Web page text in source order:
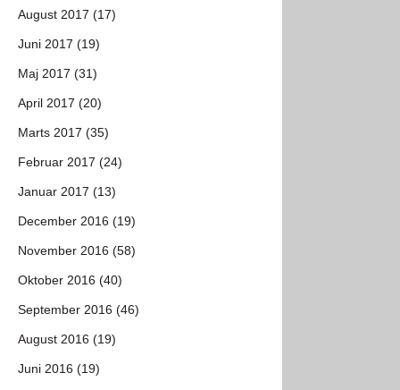
August 2017 (17)
Juni 2017 (19)
Maj 2017 (31)
April 2017 (20)
Marts 2017 (35)
Februar 2017 (24)
Januar 2017 (13)
December 2016 (19)
November 2016 (58)
Oktober 2016 (40)
September 2016 (46)
August 2016 (19)
Juni 2016 (19)